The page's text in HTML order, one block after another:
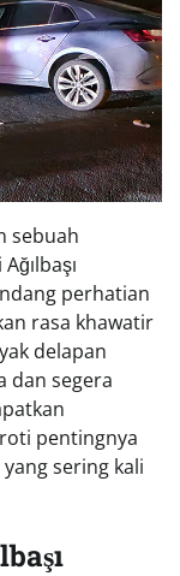
sebuah
perhatian
rasa khawatir
delapan
dan segera
pentingnya
sering kali